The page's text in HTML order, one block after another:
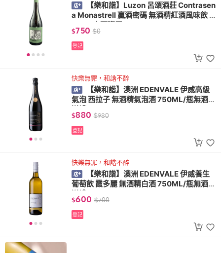
【樂和諧】Luzon 呂頌酒莊 Contrasen
a Monastrell 贏酒密碼 無酒精紅酒風味飲 7
50ML｜西班牙
$750 $0
登記
快樂無罪，和諧不醉
【樂和諧】澳洲 EDENVALE 伊威高級
氣泡 西拉子 無酒精氣泡酒 750ML/瓶無酒精
送禮 VEGAN
$880 $980
登記
快樂無罪，和諧不醉
【樂和諧】澳洲 EDENVALE 伊威養生
葡萄飲 霞多麗 無酒精白酒 750ML/瓶無酒精
送禮 VEGAN
$600 $700
登記